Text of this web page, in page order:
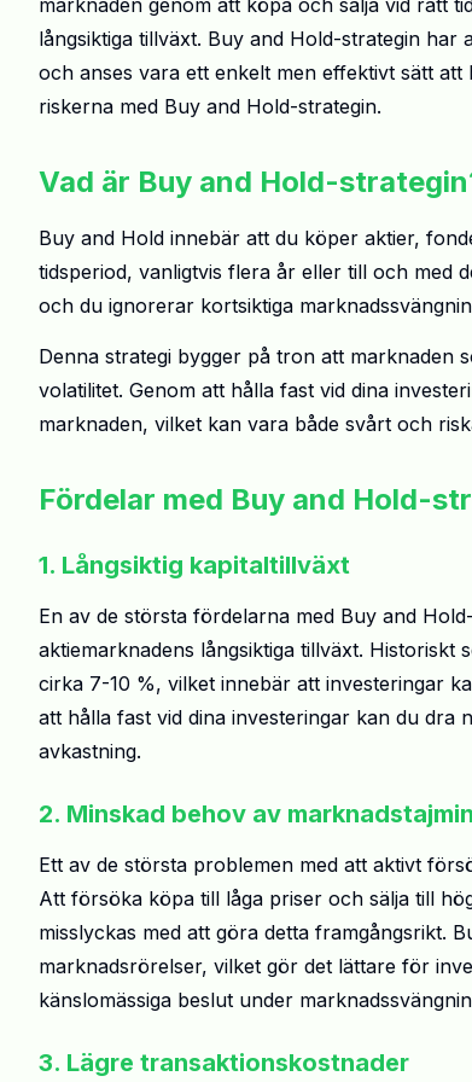
marknaden genom att köpa och sälja vid rätt
långsiktiga tillväxt. Buy and Hold-strategin
och anses vara ett enkelt men effektivt sätt
riskerna med Buy and Hold-strategin.
Vad är Buy and Hold-
Buy and Hold innebär att du köper aktier,
tidsperiod, vanligtvis flera år eller till och med
och du ignorerar kortsiktiga
Denna strategi bygger på tron att marknaden
volatilitet. Genom att hålla fast vid dina
marknaden, vilket kan vara både svårt och
Fördelar med Buy and Hold-
1. Långsiktig kapitaltillväxt
En av de största fördelarna med Buy and
aktiemarknadens långsiktiga tillväxt. Historiskt
cirka 7-10 %, vilket innebär att investeringar
att hålla fast vid dina investeringar kan du dra
avkastning.
2. Minskad behov av
Ett av de största problemen med att aktivt
Att försöka köpa till låga priser och sälja till
misslyckas med att göra detta framgångsrikt.
marknadsrörelser, vilket gör det lättare för
känslomässiga beslut under
3. Lägre transaktionskostnader